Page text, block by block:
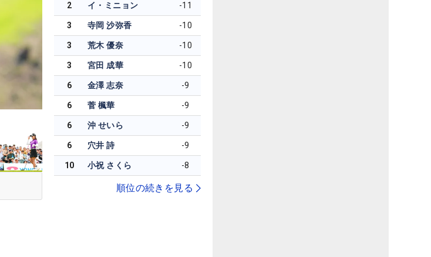
2 イ・ミニョン -11
3 寺岡 沙弥香 -10
3 荒木 優奈 -10
3 宮田 成華 -10
6 金澤 志奈 -9
6 菅 楓華 -9
6 沖 せいら -9
6 穴井 詩 -9
10 小祝 さくら -8
順位の続きを見る